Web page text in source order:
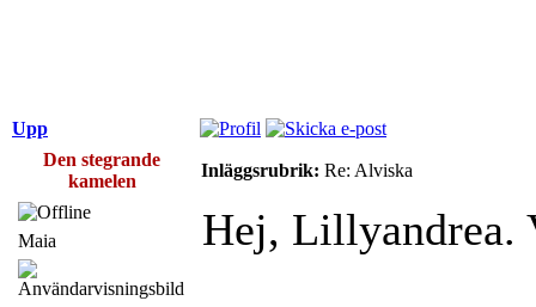
Upp
Den stegrande
kamelen
Inläggsrubrik: Re: Alviska
Maia Hej, Lillyandrea.